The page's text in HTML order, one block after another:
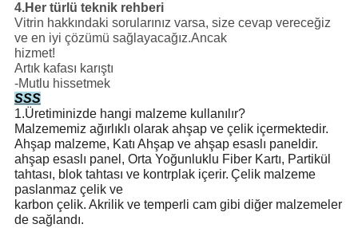
4.Her türlü teknik rehberi
Vitrin hakkındaki sorularınız varsa, size cevap vereceğiz
ve en iyi çözümü sağlayacağız.Ancak
hizmet!
Artık kafası karıştı
-Mutlu hissetmek
SSS
1.Üretiminizde hangi malzeme kullanılır?
Malzememiz ağırlıklı olarak ahşap ve çelik içermektedir.
Ahşap malzeme, Katı Ahşap ve ahşap esaslı paneldir.
ahşap esaslı panel, Orta Yoğunluklu Fiber Kartı, Partikül
tahtası, blok tahtası ve kontrplak içerir. Çelik malzeme
paslanmaz çelik ve
karbon çelik. Akrilik ve temperli cam gibi diğer malzemeler
de sağlandı.